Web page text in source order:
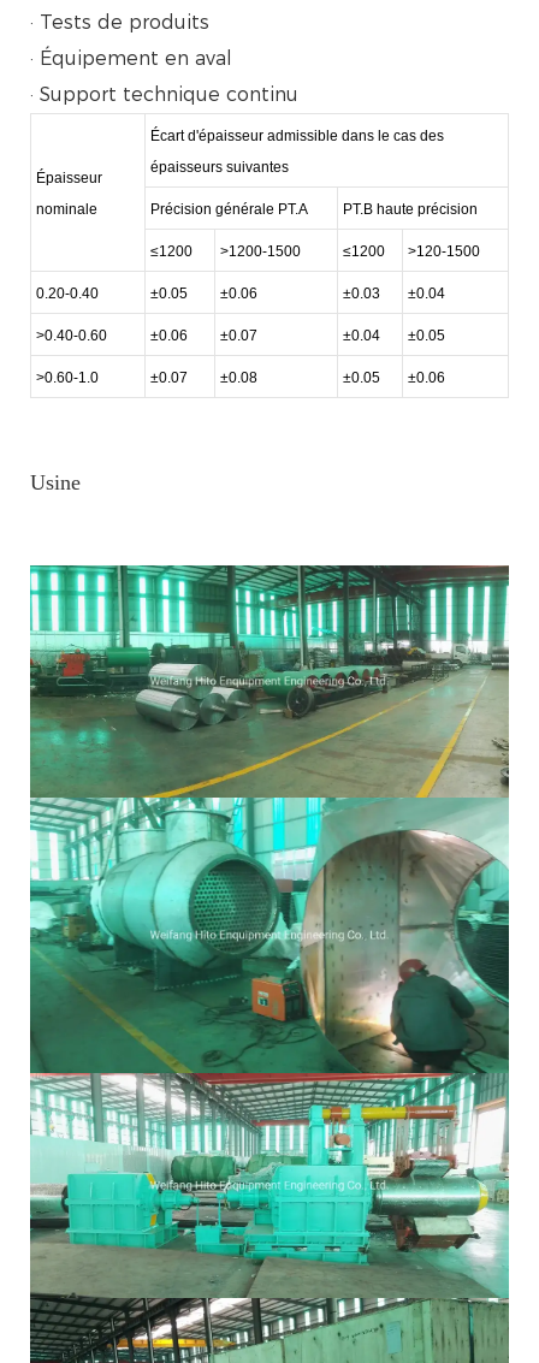
· Tests de produits
· Équipement en aval
· Support technique continu
Épaisseur
nominale
Écart d'épaisseur admissible dans le cas des
épaisseurs suivantes
Précision générale PT.A PT.B haute précision
≤1200 >1200-1500 ≤1200 >120-1500
0.20-0.40 ±0.05 ±0.06 ±0.03 ±0.04
>0.40-0.60 ±0.06 ±0.07 ±0.04 ±0.05
>0.60-1.0 ±0.07 ±0.08 ±0.05 ±0.06
Usine